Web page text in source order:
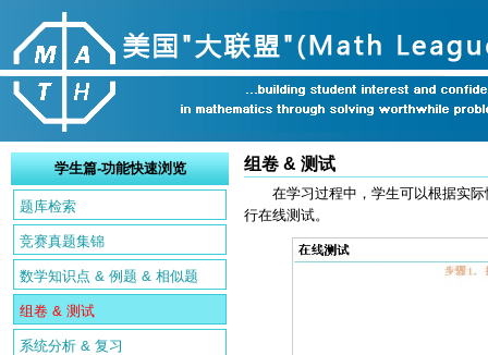
学生篇-功能快速浏览
题库检索
竞赛真题集锦
数学知识点 & 例题 & 相似题
组卷 & 测试
系统分析 & 复习
组卷 & 测试
在学习过程中，学生可以根据实
行在线测试。